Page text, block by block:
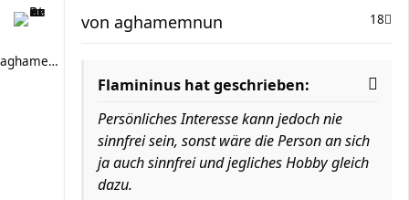
aghamemnun
18
von aghamemnun
Flamininus hat geschrieben:
Persönliches Interesse kann jedoch nie
sinnfrei sein, sonst wäre die Person an sich
ja auch sinnfrei und jegliches Hobby gleich
dazu.